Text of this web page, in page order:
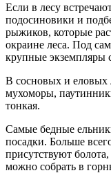
Если в лесу
подосиновики и
рыжиков, которые
окраине леса. Под
крупные экземпляры
В сосновых и еловых
мухоморы,
тонкая.
Самые бедные
посадки. Больше
присутствуют
можно собрать в